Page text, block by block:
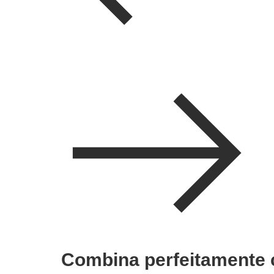
Combina perfeitamente